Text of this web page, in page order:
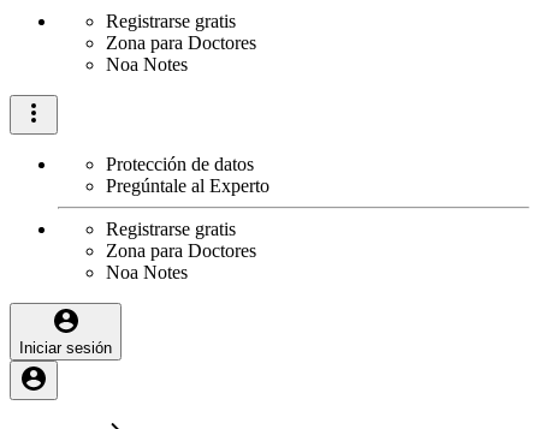
Registrarse gratis
Zona para Doctores
Noa Notes
Protección de datos
Pregúntale al Experto
Registrarse gratis
Zona para Doctores
Noa Notes
Iniciar sesión